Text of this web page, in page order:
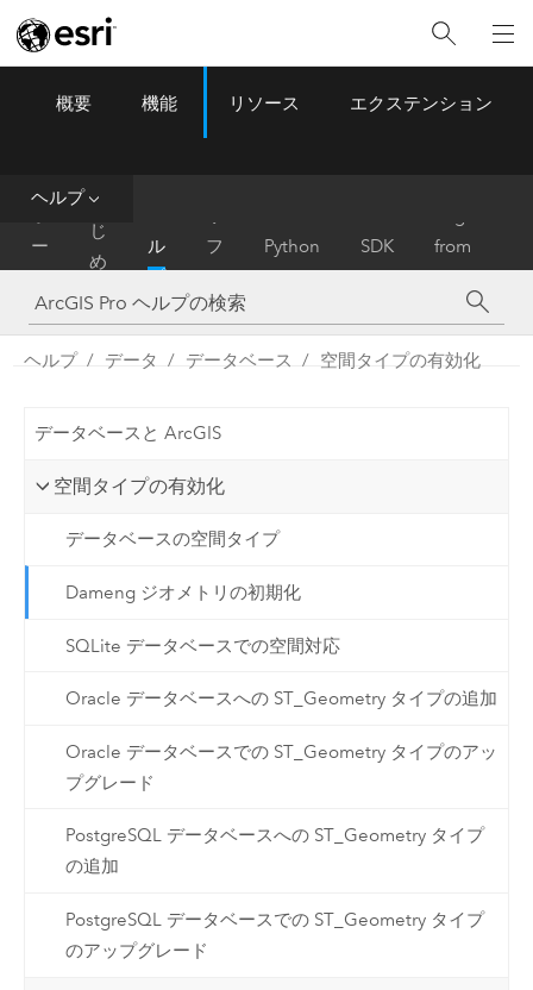
ArcGIS Pro Menu
概要 機能 リソース エクステンション
ヘルプ
ー
ム
は
じ
め
に
ル
プ
フ
ァ
レ
ン
Python SDK
from
ArcMap
ヘルプ データ データベース 空間タイプの有効化
データベースと ArcGIS
空間タイプの有効化
データベースの空間タイプ
Dameng ジオメトリの初期化
SQLite データベースでの空間対応
Oracle データベースへの ST_Geometry タイプの追加
Oracle データベースでの ST_Geometry タイプのアッ
プグレード
PostgreSQL データベースへの ST_Geometry タイプ
の追加
PostgreSQL データベースでの ST_Geometry タイプ
のアップグレード